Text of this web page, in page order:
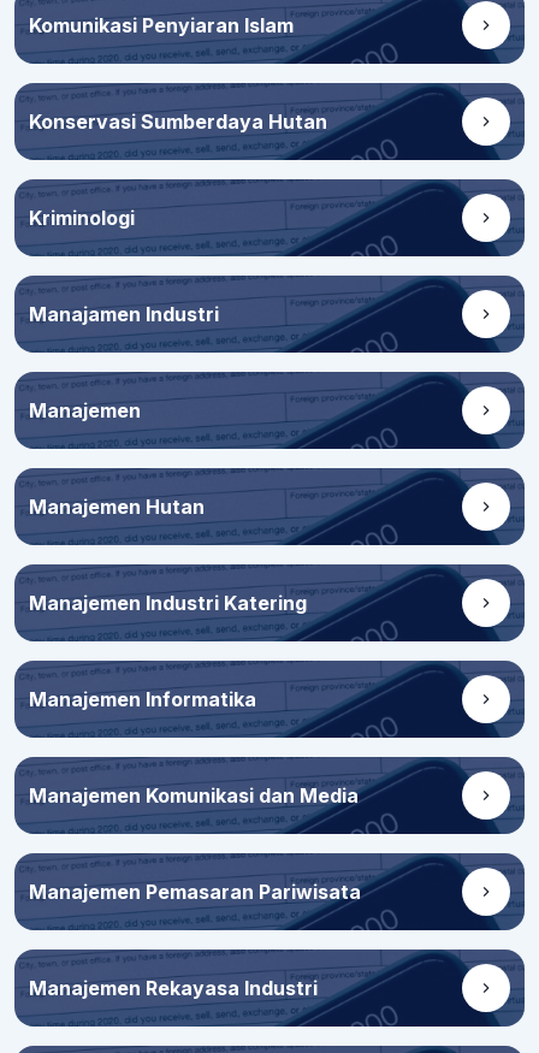
Komunikasi Penyiaran Islam
Konservasi Sumberdaya Hutan
Kriminologi
Manajamen Industri
Manajemen
Manajemen Hutan
Manajemen Industri Katering
Manajemen Informatika
Manajemen Komunikasi dan Media
Manajemen Pemasaran Pariwisata
Manajemen Rekayasa Industri